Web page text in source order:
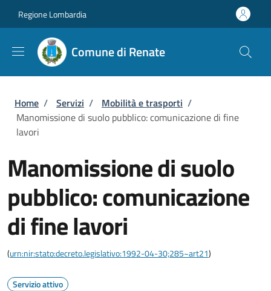
Regione Lombardia
Comune di Renate
Briciole di pane
Home / Servizi / Mobilità e trasporti /
Manomissione di suolo pubblico: comunicazione di fine
lavori
Manomissione di suolo
pubblico: comunicazione
di fine lavori
(urn:nir:stato:decreto.legislativo:1992-04-30;285~art21)
Servizio attivo